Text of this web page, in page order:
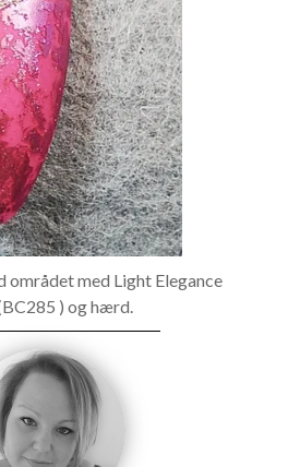
området med Light Elegance
) og hærd.